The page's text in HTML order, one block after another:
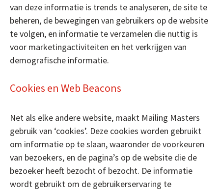
van deze informatie is trends te analyseren, de site te
beheren, de bewegingen van gebruikers op de website
te volgen, en informatie te verzamelen die nuttig is
voor marketingactiviteiten en het verkrijgen van
demografische informatie.
Cookies en Web Beacons
Net als elke andere website, maakt Mailing Masters
gebruik van ‘cookies’. Deze cookies worden gebruikt
om informatie op te slaan, waaronder de voorkeuren
van bezoekers, en de pagina’s op de website die de
bezoeker heeft bezocht of bezocht. De informatie
wordt gebruikt om de gebruikerservaring te